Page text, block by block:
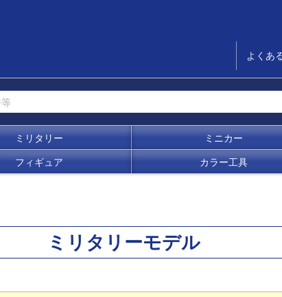
よくあ
ミリタリー ミニカー
フィギュア カラー工具
ミリタリーモデル